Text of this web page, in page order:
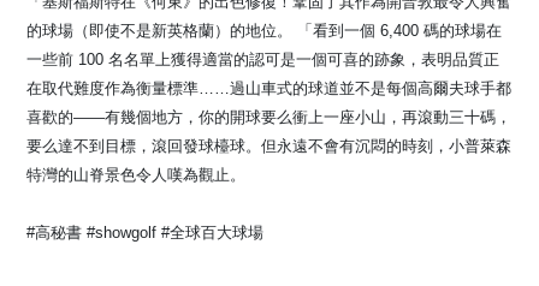
的球場（即使不是新英格蘭）的地位。 「看到一個 6,400 碼的球場在
一些前 100 名名單上獲得適當的認可是一個可喜的跡象，表明品質正
在取代難度作為衡量標準……過山車式的球道並不是每個高爾夫球手都
喜歡的——有幾個地方，你的開球要么衝上一座小山，再滾動三十碼，
要么達不到目標，滾回發球檯球。但永遠不會有沉悶的時刻，小普萊森
特灣的山脊景色令人嘆為觀止。
#高秘書 #showgolf #全球百大球場